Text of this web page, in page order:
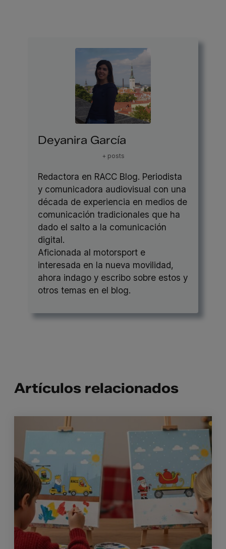
Deyanira García
+ posts
Redactora en RACC Blog. Periodista
y comunicadora audiovisual con una
década de experiencia en medios de
comunicación tradicionales que ha
dado el salto a la comunicación
digital.
Aficionada al motorsport e
interesada en la nueva movilidad,
ahora indago y escribo sobre estos y
otros temas en el blog.
Artículos relacionados